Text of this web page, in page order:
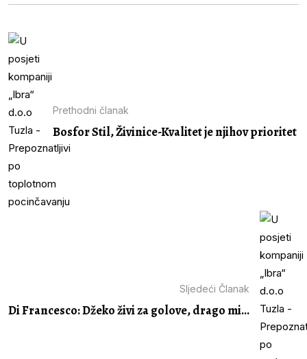
Prethodni članak
Bosfor Stil, Živinice-Kvalitet je njihov prioritet
Sljedeći Članak
Di Francesco: Džeko živi za golove, drago mi...